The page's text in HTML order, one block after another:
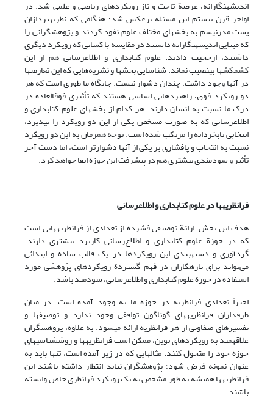
اندیشه­نگارانه، عرصة تاخت و تاز رویکردهای ریاضی و علمی شد. در
اواخر قرن بیستم این مسئله برعکس شد؛ هنگامی که نظریه­پردازان
پست­ مدرنیسم به بخشهای مختلف علوم نفوذ کردند و پژوهشگرانی را
که مبنایی اندیشه­نگارانه­ داشتند در مقایسه با کسانی که رویکرد دیگری
داشتند، ارجحیت دادند. علوم کتابداری و اطلاع­رسانی هم از این
کشمکشها بی­نصیب نماند. شناسایی بخشها و نشریه‌هایی که این تعارضها
در آنها وجود داشت، چندان دشوار نیست. جایگاه ما طوری است که هر
دو رویکرد فوق، راهبردهایی اساسی هستند که تأثیری فوق­العاده در
درک ما نسبت به انسان دارند. هر کدام از بخشهای علوم کتابداری و
اطلاع­رسانی که به صورت مشخص یکی از این دو رویکرد را نپذیرد،
انتخابی نابخردانه را مرتکب شده است. توجه همزمان به این دو رویکرد
نسبت به انتخاب و پافشاری بر یکی از آنها دشوارتر است، اما دست آخر
تأثیر و سودمندی بیشتری هم در پیشرفت این حوزه ایفا خواهد کرد.
فرانظریه­ها در علوم کتابداری و اطلاع­رسانی
هدف این بخش، ارائة توصیفی فشرده از تعدادی از فرانظریه­هایی است
که در حوزة علوم کتابداری و اطلاع‌­رسانی کاربرد بیشتری دارند.
گردآوری و دسته­بندی این رویکردها در یک قالب ساده و ابتدائی
می‌تواند برای تازه­کاران در فهم گستردة رویکردهای پژوهشی مورد
استفاده در حوزة علوم کتابداری و اطلاع­رسانی، سودمند باشد.
اخیراً تعدادی فرانظریه در حوزة ما به وجود آمده است. در میان
طرفداران فرانظریه­های گوناگون توافقی وجود ندارد و توصیفها و
تفسیرهای متفاوتی از هر فرانظریه ارائه می­شود. به علاوه، پژوهشگران
علاقه­مند به رویکردهای نوین، ممکن است فرانظریه­ها و روش­شناسی­های
حوزة خود را متحول کنند. مثالهایی که در زیر آمده است، تنها باید به
عنوان نمونه­ فرض شود؛ پژوهشگران نباید انتظار داشته باشند این
فرانظریه­ها همیشه به طور مشخص به یک رویکرد فرانظری خاص وابسته
باشند.